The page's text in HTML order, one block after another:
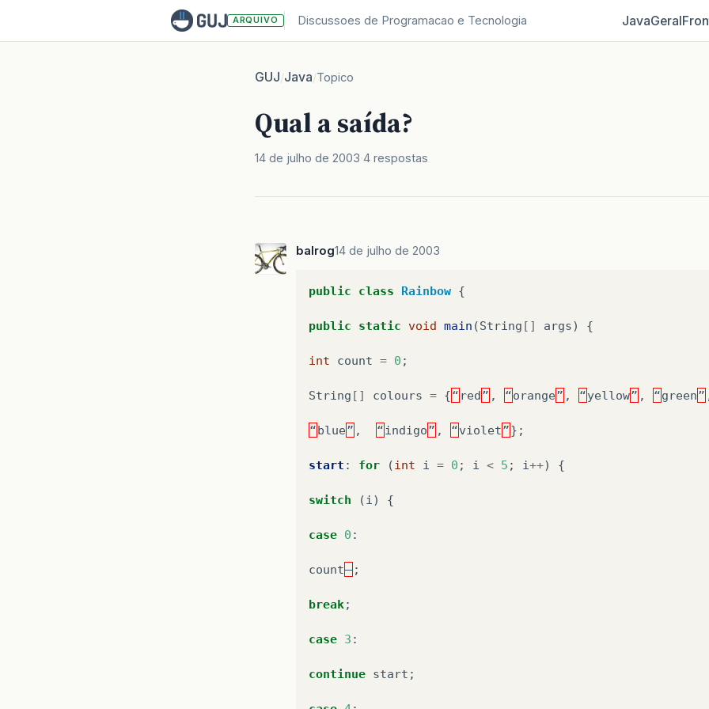
ARQUIVO Discussoes de Programacao e Tecnologia JavaGeral
GUJ/Java/Topico
Qual a saída?
14 de julho de 2003 4 respostas
balrog14 de julho de 2003
public class Rainbow {
public static void main (String [] args) {
int count = 0 ;
String [] colours = {“ red” , “orange” , “yellow” , “green”
“blue” , “indigo” , “violet”};
start : for (int i = 0 ; i < 5 ; i++) {
switch (i ) {
case 0 :
count– ;
break;
case 3 :
continue start ;